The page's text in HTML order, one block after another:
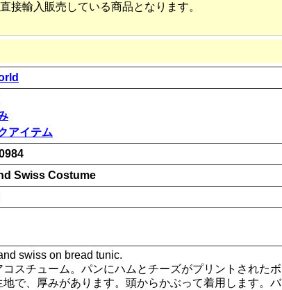
接輸入販売している商品となります。
アイテム
Swiss Costume
swiss on bread tunic.
スチューム。パンにハムとチーズがプリントされた
で、厚みがあります。頭からかぶって着用します。